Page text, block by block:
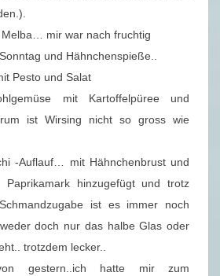
mir war nach fruchtig
und Hähnchenspieße..
Pesto und Salat
mit Kartoffelpüree und
ist Wirsing nicht so gross wie
-Auflauf… mit Hähnchenbrust und
hinzugefügt und trotz
ist es immer noch
doch nur das halbe Glas oder
trotzdem lecker..
gestern..ich hatte mir zum